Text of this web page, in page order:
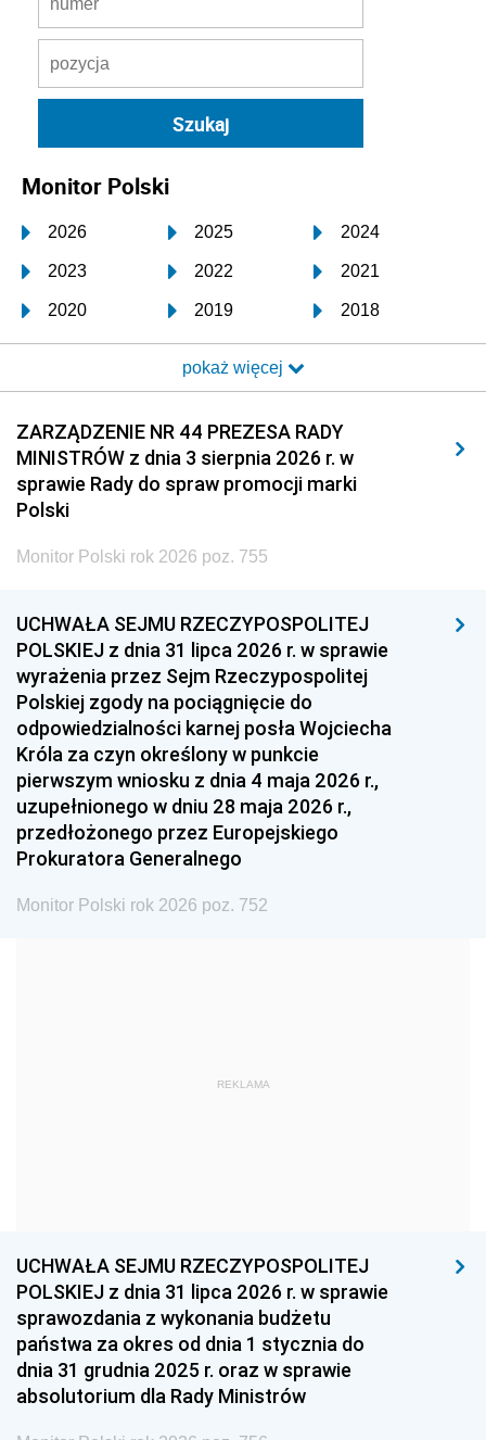
Monitor Polski
2026 2025 2024
2023 2022 2021
2020 2019 2018
2017 2016 2015
2014 2013 2012
2011 2010 2009
2008 2007 2006
2005
1996 1995 1994
1993 1992 1991
1990 1989
1987 1986 1985
1984 1983 1982
1981 1980 1979
1978 1977
1975 1974
1959
1939 1938 1937
1936 1930
pokaż więcej
ZARZĄDZENIE NR 44 PREZESA RADY
MINISTRÓW z dnia 3 sierpnia 2026 r. w
sprawie Rady do spraw promocji marki
Polski
Monitor Polski rok 2026 poz. 755
UCHWAŁA SEJMU RZECZYPOSPOLITEJ
POLSKIEJ z dnia 31 lipca 2026 r. w sprawie
wyrażenia przez Sejm Rzeczypospolitej
Polskiej zgody na pociągnięcie do
odpowiedzialności karnej posła Wojciecha
Króla za czyn określony w punkcie
pierwszym wniosku z dnia 4 maja 2026 r.,
uzupełnionego w dniu 28 maja 2026 r.,
przedłożonego przez Europejskiego
Prokuratora Generalnego
Monitor Polski rok 2026 poz. 752
REKLAMA
UCHWAŁA SEJMU RZECZYPOSPOLITEJ
POLSKIEJ z dnia 31 lipca 2026 r. w sprawie
sprawozdania z wykonania budżetu
państwa za okres od dnia 1 stycznia do
dnia 31 grudnia 2025 r. oraz w sprawie
absolutorium dla Rady Ministrów